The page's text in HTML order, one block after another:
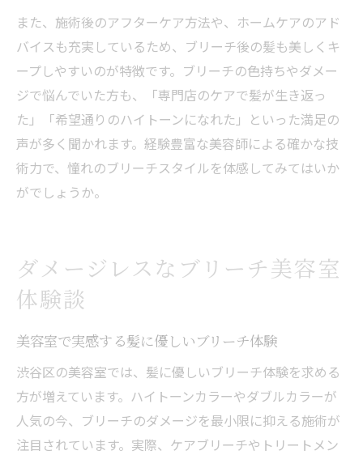
また、施術後のアフターケア方法や、ホームケアのアド
バイスも充実しているため、ブリーチ後の髪も美しくキ
ープしやすいのが特徴です。ブリーチの色持ちやダメー
ジで悩んでいた方も、「専門店のケアで髪が生き返っ
た」「希望通りのハイトーンになれた」といった満足の
声が多く聞かれます。経験豊富な美容師による確かな技
術力で、憧れのブリーチスタイルを体感してみてはいか
がでしょうか。
ダメージレスなブリーチ美容室
体験談
美容室で実感する髪に優しいブリーチ体験
渋谷区の美容室では、髪に優しいブリーチ体験を求める
方が増えています。ハイトーンカラーやダブルカラーが
人気の今、ブリーチのダメージを最小限に抑える施術が
注目されています。実際、ケアブリーチやトリートメン